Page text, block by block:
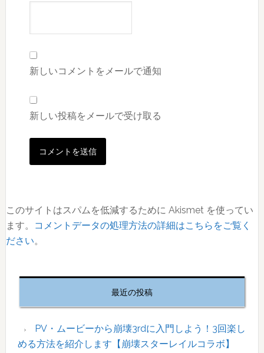
新しいコメントをメールで通知
新しい投稿をメールで受け取る
このサイトはスパムを低減するために Akismet を使ってい
ます。
コメントデータの処理方法の詳細はこちらをご覧く
ださい。
ド
最近の投稿
PV・ムービーから崩壊3rdに入門しよう！3回楽し
める方法を紹介します【崩壊スターレイルコラボ】